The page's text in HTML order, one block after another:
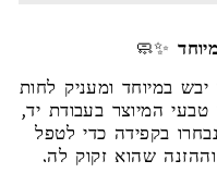
✨🧼
במיוחד ומעניק לחות
המיוצר בעבודת יד,
בקפידה כדי לטפל
שהוא זקוק לה.